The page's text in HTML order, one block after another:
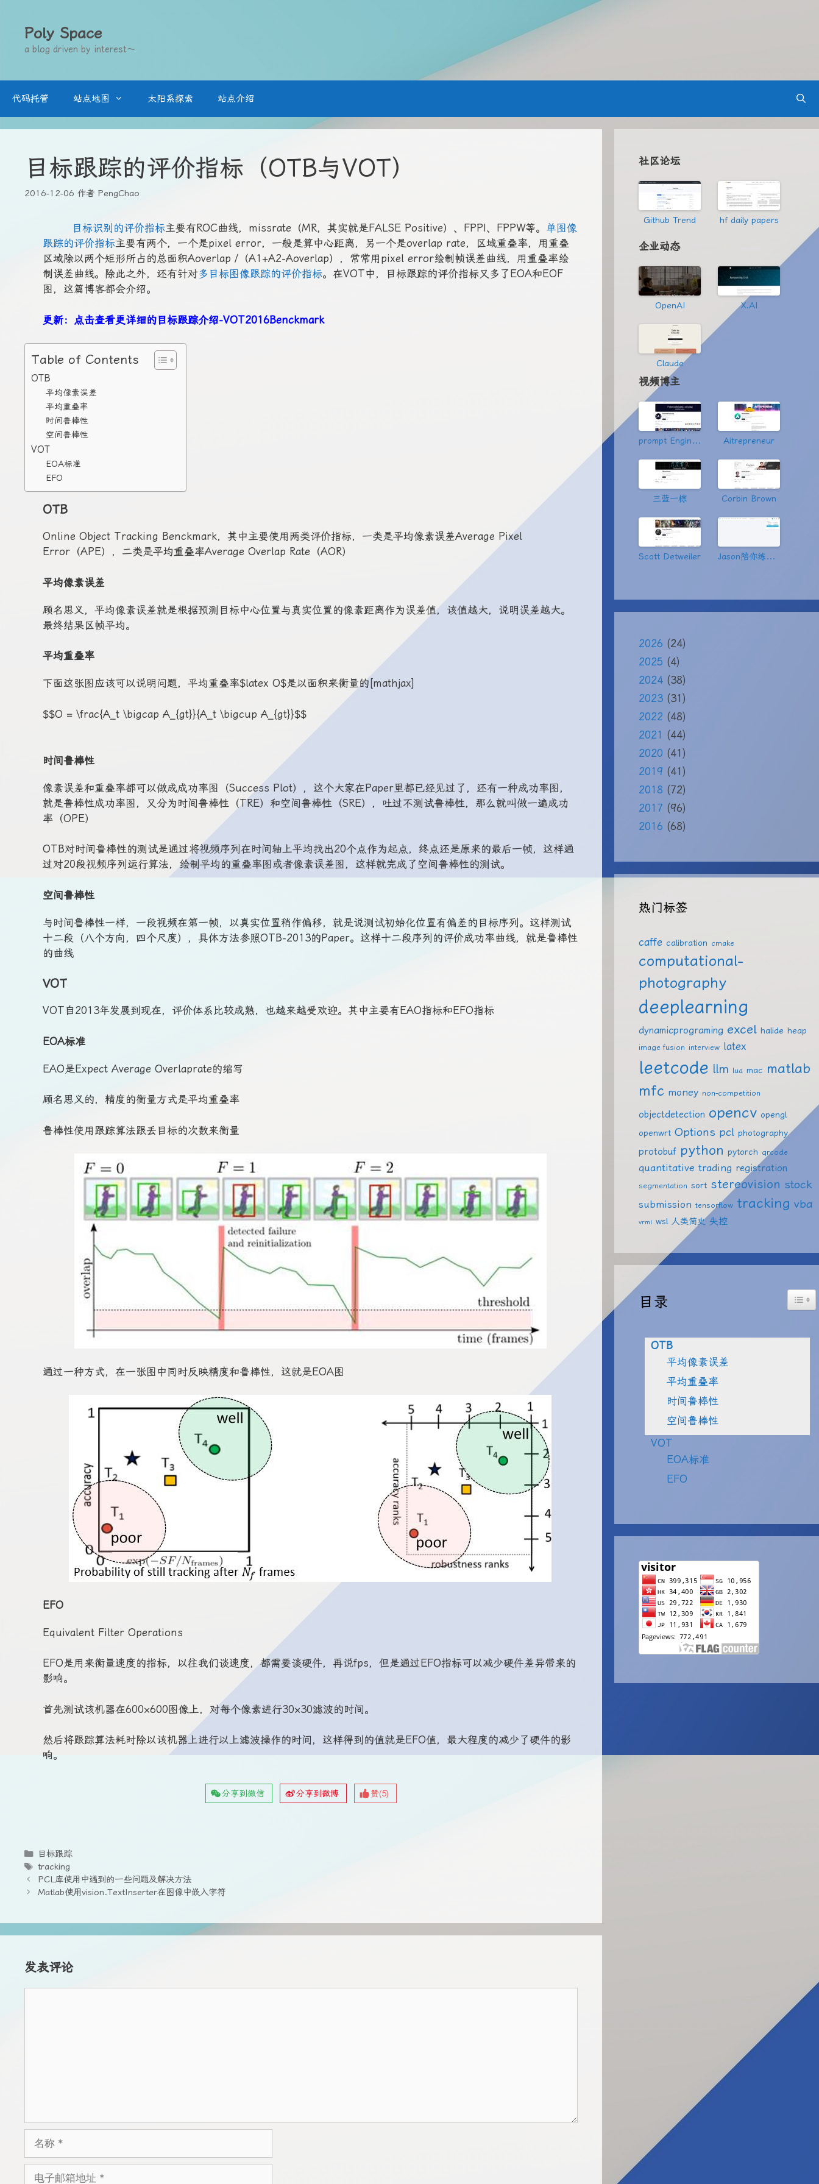
Poly Space
a blog driven by interest～
代码托管 站点地图 太阳系探索 站点介绍
目标跟踪的评价指标（OTB与VOT）
2016-12-06 作者 PengChao
目标识别的评价指标主要有ROC曲线，missrate（MR，其实就是FALSE Positive）、FPPI、FPPW等。 单图像
跟踪的评价指标主要有两个，一个是pixel error，一般是算中心距离，另一个是overlap rate，区域重叠率，用重叠
区域除以两个矩形所占的总面积Aoverlap /（A1+A2-Aoverlap），常常用pixel error绘制帧误差曲线，用重叠率绘
制误差曲线。除此之外，还有针对多目标图像跟踪的评价指标。在VOT中，目标跟踪的评价指标又多了EOA和EOF
图，这篇博客都会介绍。
更新：点击查看更详细的目标跟踪介绍-VOT2016Benckmark
Table of Contents
OTB
平均像素误差
平均重叠率
时间鲁棒性
空间鲁棒性
VOT
EOA标准
EFO
OTB
Online Object Tracking Benckmark，其中主要使用两类评价指标，一类是平均像素误差Average Pixel
Error（APE），二类是平均重叠率Average Overlap Rate（AOR）
平均像素误差
顾名思义，平均像素误差就是根据预测目标中心位置与真实位置的像素距离作为误差值，该值越大，说明误差越大。
最终结果区帧平均。
平均重叠率
下面这张图应该可以说明问题，平均重叠率$latex O$是以面积来衡量的[mathjax]
$$O = \frac{A_t \bigcap A_{gt}}{A_t \bigcup A_{gt}}$$
时间鲁棒性
像素误差和重叠率都可以做成成功率图（Success Plot），这个大家在Paper里都已经见过了，还有一种成功率图，
就是鲁棒性成功率图，又分为时间鲁棒性（TRE）和空间鲁棒性（SRE），吐过不测试鲁棒性，那么就叫做一遍成功
率（OPE）
OTB对时间鲁棒性的测试是通过将视频序列在时间轴上平均找出20个点作为起点，终点还是原来的最后一帧，这样通
过对20段视频序列运行算法，绘制平均的重叠率图或者像素误差图，这样就完成了空间鲁棒性的测试。
空间鲁棒性
与时间鲁棒性一样，一段视频在第一帧，以真实位置稍作偏移，就是说测试初始化位置有偏差的目标序列。这样测试
十二段（八个方向，四个尺度），具体方法参照OTB-2013的Paper。这样十二段序列的评价成功率曲线，就是鲁棒性
的曲线
VOT
VOT自2013年发展到现在，评价体系比较成熟，也越来越受欢迎。其中主要有EAO指标和EFO指标
EOA标准
EAO是Expect Average Overlaprate的缩写
顾名思义的，精度的衡量方式是平均重叠率
鲁棒性使用跟踪算法跟丢目标的次数来衡量
通过一种方式，在一张图中同时反映精度和鲁棒性，这就是EOA图
EFO
Equivalent Filter Operations
EFO是用来衡量速度的指标，以往我们谈速度，都需要谈硬件，再说fps，但是通过EFO指标可以减少硬件差异带来的
影响。
首先测试该机器在600×600图像上，对每个像素进行30×30滤波的时间。
然后将跟踪算法耗时除以该机器上进行以上滤波操作的时间，这样得到的值就是EFO值，最大程度的减少了硬件的影
响。
分享到微信 分享到微博 赞(5)
分
类
目标跟踪
标
签
tracking
PCL库使用中遇到的一些问题及解决方法
Matlab使用vision.TextInserter在图像中嵌入字符
发表评论
社区论坛
Github Trend hf daily papers
企业动态
OpenAI X.AI
Claude
视频博主
prompt Engineering Aitrepreneur
三蓝一棕 Corbin Brown
Scott Detweiler Jason陪你练绝技
2026 (24)
2025 (4)
2024 (38)
2023 (31)
2022 (48)
2021 (44)
2020 (41)
2019 (41)
2018 (72)
2017 (96)
2016 (68)
热门标签
caffe calibration cmake
computational-
photography
deeplearning
dynamicprograming excel halide heap
image fusion interview latex
leetcode llm lua mac matlab
mfc money non-competition
objectdetection opencv opengl
openwrt Options pcl photography
protobuf python pytorch qrcode
quantitative trading registration
segmentation sort stereovision stock
submission tensorflow tracking vba
vrml wsl 人类简史 失控
目录
OTB
平均像素误差
平均重叠率
时间鲁棒性
空间鲁棒性
VOT
EOA标准
EFO